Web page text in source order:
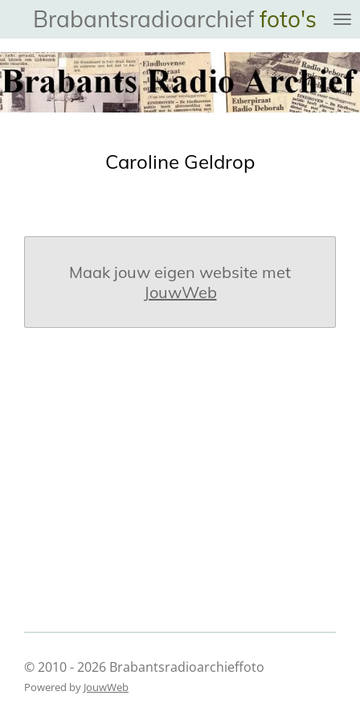
direct
naar
de
hoofdinhoud
Brabantsradioarchief foto's
Caroline Geldrop
Maak jouw eigen website met
JouwWeb
© 2010 - 2026 Brabantsradioarchieffoto
Powered by JouwWeb